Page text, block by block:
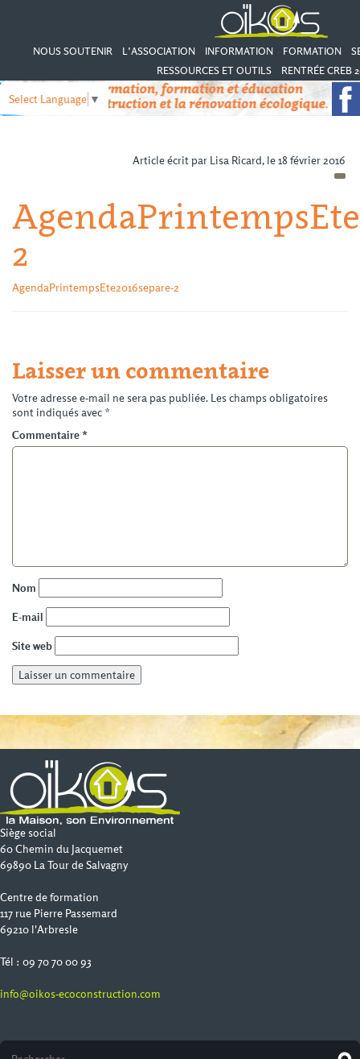
NOUS SOUTENIR L’ASSOCIATION INFORMATION FORMATION
RESSOURCES ET OUTILS
RENTRÉE CREB
Select Language ▼
Article écrit par Lisa Ricard, le 18 février 2016
2
AgendaPrintempsEte2016separe-2
Laisser un commentaire
Votre adresse e-mail ne sera pas publiée. Les champs obligatoires
sont indiqués avec *
Commentaire *
Nom
E-mail
Site web
Siège social
60 Chemin du Jacquemet
69890 La Tour de Salvagny
Centre de formation
117 rue Pierre Passemard
69210 l'Arbresle
Tél : 09 70 70 00 93
info@oikos-ecoconstruction.com